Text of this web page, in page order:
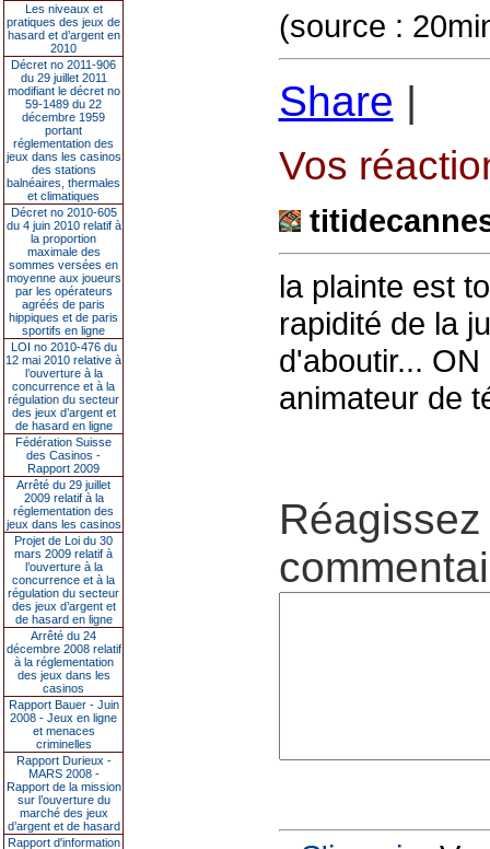
Les niveaux et
pratiques des jeux de
hasard et d’argent en
2010
Décret no 2011-906
du 29 juillet 2011
modifiant le décret no
59-1489 du 22
décembre 1959
portant
réglementation des
jeux dans les casinos
des stations
balnéaires, thermales
et climatiques
Décret no 2010-605
du 4 juin 2010 relatif à
la proportion
maximale des
sommes versées en
moyenne aux joueurs
par les opérateurs
agréés de paris
hippiques et de paris
sportifs en ligne
LOI no 2010-476 du
12 mai 2010 relative à
l’ouverture à la
concurrence et à la
régulation du secteur
des jeux d’argent et
de hasard en ligne
Fédération Suisse
des Casinos -
Rapport 2009
Arrêté du 29 juillet
2009 relatif à la
réglementation des
jeux dans les casinos
Projet de Loi du 30
mars 2009 relatif à
l’ouverture à la
concurrence et à la
régulation du secteur
des jeux d’argent et
de hasard en ligne
Arrêté du 24
décembre 2008 relatif
à la réglementation
des jeux dans les
casinos
Rapport Bauer - Juin
2008 - Jeux en ligne
et menaces
criminelles
Rapport Durieux -
MARS 2008 -
Rapport de la mission
sur l’ouverture du
marché des jeux
d’argent et de hasard
Rapport d'information
(source :
Share |
Vos
la plainte est
rapidité de la
d'aboutir...
animateur de